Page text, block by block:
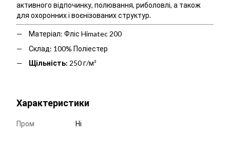
активного відпочинку, полювання, риболовлі, а також
для охоронних і воєнізованих структур.
Матеріал: Фліс Himatec 200
Склад: 100% Поліестер
Щільність: 250 г/м²
Характеристики
Пром Ні